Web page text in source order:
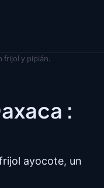
frijol y pipián.
:
ayocote, un